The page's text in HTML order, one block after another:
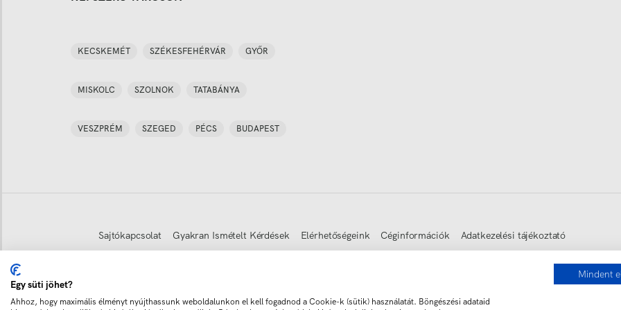
KECSKEMÉT SZÉKESFEHÉRVÁR GYŐR
MISKOLC SZOLNOK TATABÁNYA
VESZPRÉM SZEGED PÉCS BUDAPEST
Sajtókapcsolat Gyakran Ismételt Kérdések Elérhetőségeink Céginformációk Adatkezelési tájékoztató
Copyright © 2011-
Egy süti jöhet?
Ahhoz, hogy maximális élményt nyújthassunk weboldalunkon el kell fogadnod a Cookie-k (sütik) használatát. Böngészési adataid
Mindent